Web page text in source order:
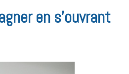
en s’ouvrant